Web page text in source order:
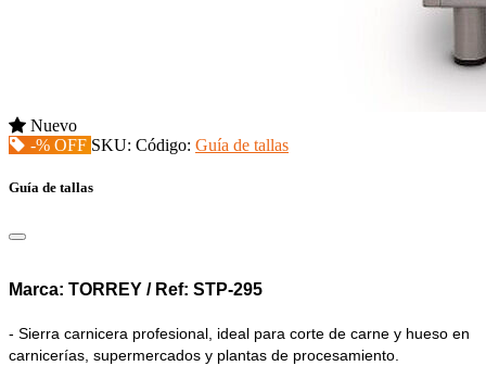
Nuevo
-% OFF SKU: Código: Guía de tallas
Guía de tallas
Marca: TORREY / Ref: STP-295
- Sierra carnicera profesional, ideal para corte de carne y hueso en
carnicerías, supermercados y plantas de procesamiento.